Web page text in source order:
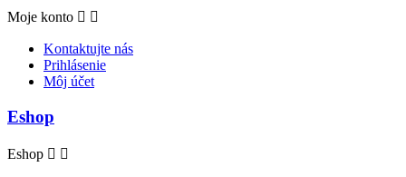
Moje konto  
Kontaktujte nás
Prihlásenie
Môj účet
Eshop
Eshop  